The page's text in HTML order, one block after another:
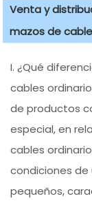
Venta y
mazos de
I. ¿Qué
cables
de productos
especial, en
cables
condiciones
pequeños,